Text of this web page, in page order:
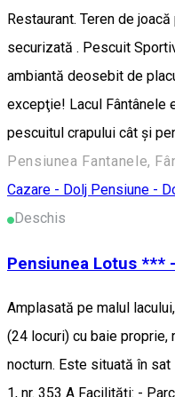
Restaurant. Teren de
securizată . Pescuit
ambiantă deosebit de
excepţie! Lacul Fântânele
pescuitul crapului cât şi
Cazare - Dolj Pensiune -
Deschis
Pensiunea Lotus ***
Amplasată pe malul
(24 locuri) cu baie proprie,
nocturn. Este situată în sat
1, nr. 353 A Facilități: -